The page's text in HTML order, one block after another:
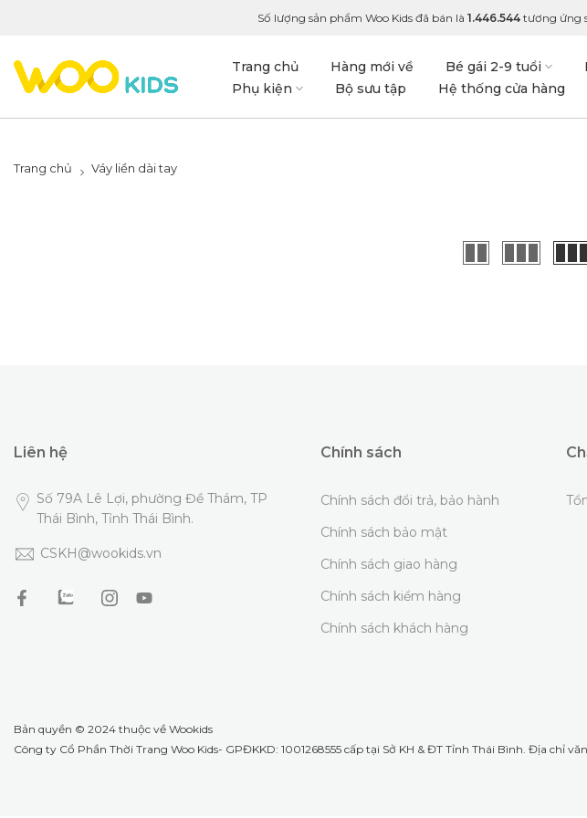
Số lượng sản phẩm Woo Kids đã bán là 1.446.544 tương ứng
Trang chủ Hàng mới về Bé gái 2-9 tuổi
Phụ kiện
Bộ sưu tập Hệ thống cửa hàng
Trang chủ Váy liền dài tay
Liên hệ
Số 79A Lê Lợi, phường Đề Thám, TP
Thái Bình, Tỉnh Thái Bình.
CSKH@wookids.vn
Chính sách
Chính sách đổi trả, bảo hành
Chính sách bảo mật
Chính sách giao hàng
Chính sách kiểm hàng
Chính sách khách hàng
Bản quyền © 2024 thuộc về Wookids
Công ty Cổ Phần Thời Trang Woo Kids- GPĐKKD: 1001268555 cấp tại Sở KH & ĐT Tỉnh Thái Bình. Địa chỉ